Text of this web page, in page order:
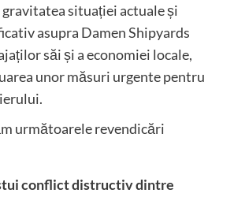
gravitatea situației actuale și
asupra Damen Shipyards
săi și a economiei locale,
unor măsuri urgente pentru
următoarele revendicări
conflict distructiv dintre